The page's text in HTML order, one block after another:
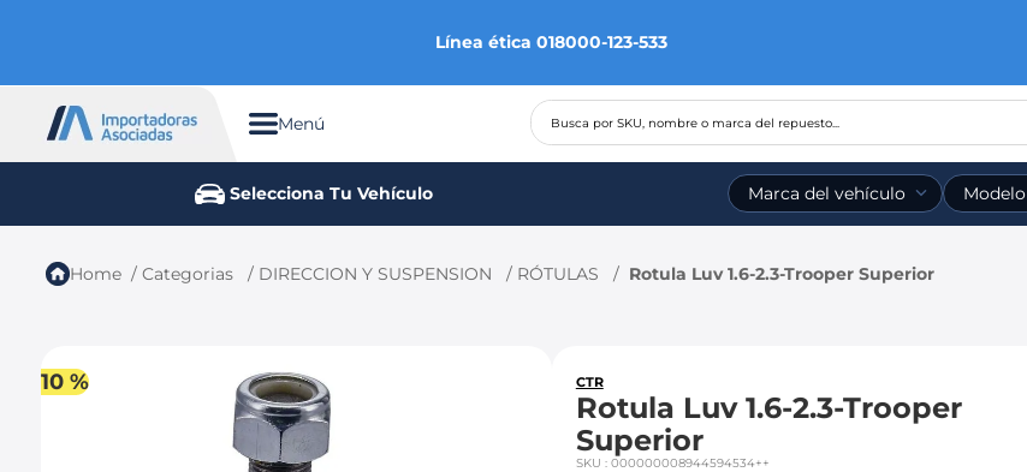
Línea ética 018000-123-533
Menú
Busca por SKU, nombre o marca del repuesto...
Selecciona Tu Vehículo Marca del vehículo Modelo
Categorias DIRECCION Y SUSPENSION RÓTULAS Rotula Luv 1.6-2.3-Trooper Superior
10 % CTR
Rotula Luv 1.6-2.3-Trooper
Superior
SKU : 000000008944594534++
TÉRMINOS MÁS BUSCADOS
chevrolet
spark gt